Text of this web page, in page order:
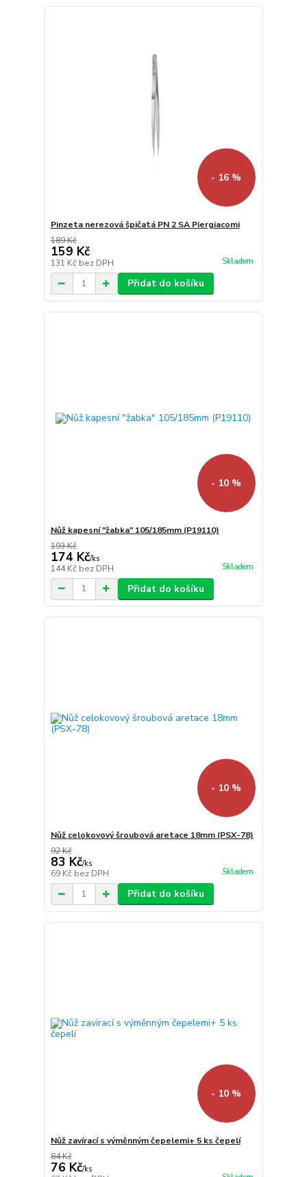
- 16 %
Pinzeta nerezová špičatá PN 2 SA Piergiacomi
189 Kč
159 Kč
131 Kč bez DPH Skladem
Přidat do košíku
- 10 %
Nůž kapesní "žabka" 105/185mm (P19110)
193 Kč
174 Kč/ks
144 Kč bez DPH Skladem
Přidat do košíku
- 10 %
Nůž celokovový šroubová aretace 18mm (PSX-78)
92 Kč
83 Kč/ks
69 Kč bez DPH Skladem
Přidat do košíku
- 10 %
Nůž zavírací s výměnným čepelemi+ 5 ks čepelí
84 Kč
76 Kč/ks